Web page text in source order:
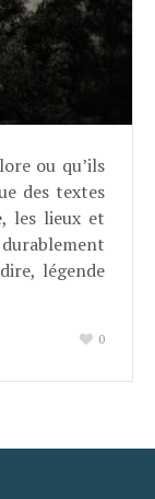
ou qu’ils
des textes
les lieux et
légende
0